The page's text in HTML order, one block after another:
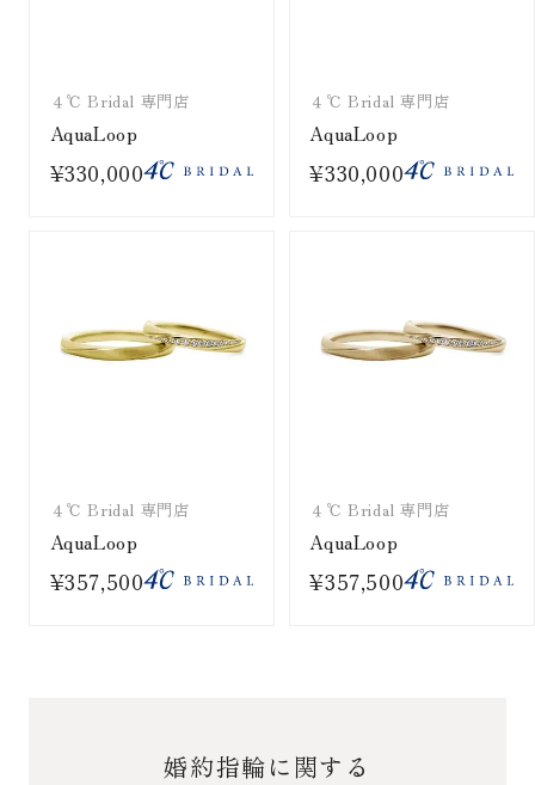
４℃ Bridal 専門店
AquaLoop
¥330,000
４℃ Bridal 専門店
AquaLoop
¥330,000
４℃ Bridal 専門店
AquaLoop
¥357,500
４℃ Bridal 専門店
AquaLoop
¥357,500
婚約指輪に関する